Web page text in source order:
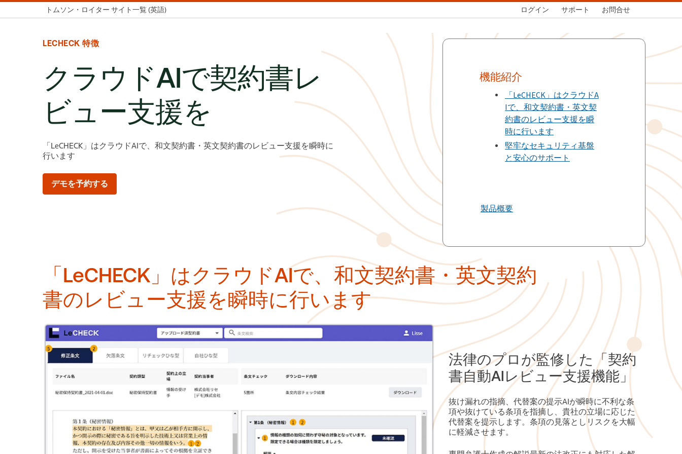
トムソン・ロイター サイト一覧 (英語) ログイン サポート お問合せ
LECHECK 特徴
クラウドAIで契約書レ
ビュー支援を
「LeCHECK」はクラウドAIで、和文契約書・英文契約書のレビュー支援を瞬時に
行います
デモを予約する
機能紹介
「LeCHECK」はクラウドA
Iで、和文契約書・英文契
約書のレビュー支援を瞬
時に行います
堅牢なセキュリティ基盤
と安心のサポート
製品概要
「LeCHECK」はクラウドAIで、和文契約書・英文契約
書のレビュー支援を瞬時に行います
法律のプロが監修した「契約
書自動AIレビュー支援機能」
抜け漏れの指摘、代替案の提示AIが瞬時に不利な条
項や抜けている条項を指摘し、貴社の立場に応じた
代替案を提示します。条項の見落としリスクを大幅
に軽減させます。